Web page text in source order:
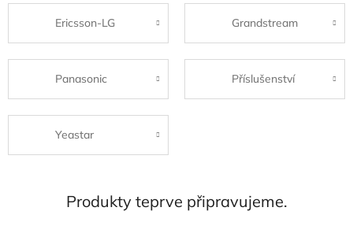
Ericsson-LG Grandstream
Panasonic Příslušenství
Yeastar
Produkty teprve připravujeme.